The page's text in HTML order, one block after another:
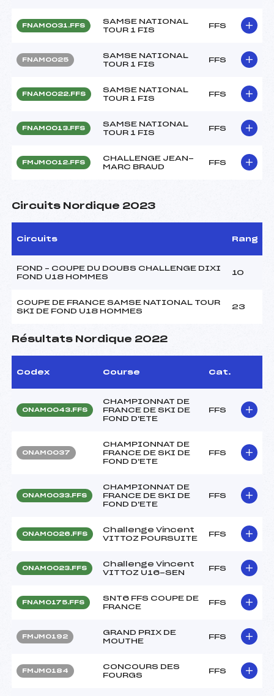
FNAM0031.FFS
SAMSE NATIONAL
TOUR 1 FIS
FFS
FNAM0025
SAMSE NATIONAL
TOUR 1 FIS
FFS
FNAM0022.FFS
SAMSE NATIONAL
TOUR 1 FIS
FFS
FNAM0013.FFS
SAMSE NATIONAL
TOUR 1 FIS
FFS
FMJM0012.FFS
CHALLENGE JEAN-
MARC BRAUD
FFS
Circuits Nordique 2023
Circuits Rang
FOND – COUPE DU DOUBS CHALLENGE DIXI
FOND U18 HOMMES
10
COUPE DE FRANCE SAMSE NATIONAL TOUR
SKI DE FOND U18 HOMMES
23
Résultats Nordique 2022
Codex Course Cat.
ONAM0043.FFS
CHAMPIONNAT DE
FRANCE DE SKI DE
FOND D'ETE
FFS
ONAM0037
CHAMPIONNAT DE
FRANCE DE SKI DE
FOND D'ETE
FFS
ONAM0033.FFS
CHAMPIONNAT DE
FRANCE DE SKI DE
FOND D'ETE
FFS
ONAM0026.FFS
Challenge Vincent
VITTOZ POURSUITE
FFS
ONAM0023.FFS
Challenge Vincent
VITTOZ U16-SEN
FFS
FNAM0175.FFS
SNT6 FFS COUPE DE
FRANCE
FFS
FMJM0192
GRAND PRIX DE
MOUTHE
FFS
FMJM0184
CONCOURS DES
FOURGS
FFS